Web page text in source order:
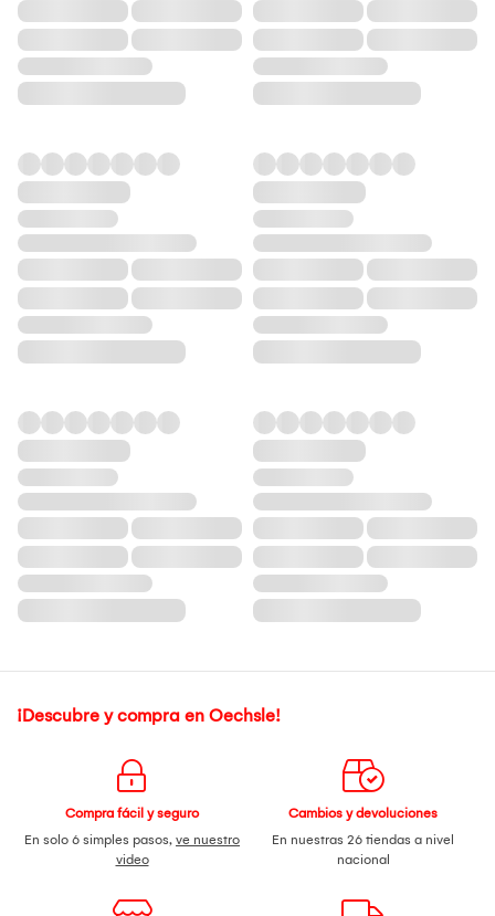
¡Descubre y compra en Oechsle!
Compra fácil y seguro
En solo 6 simples pasos, ve nuestro
video
Cambios y devoluciones
En nuestras 26 tiendas a nivel
nacional